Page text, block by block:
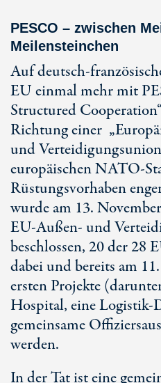
PESCO – zwischen
Meilensteinchen
Auf deutsch-
EU einmal mehr mit
Structured
Richtung einer
und
europäischen NATO-
Rüstungsvorhaben
wurde am 13.
EU-Außen- und
beschlossen, 20 der 28
dabei und bereits am
ersten Projekte
Hospital, eine Logistik-
gemeinsame
werden.
In der Tat ist eine